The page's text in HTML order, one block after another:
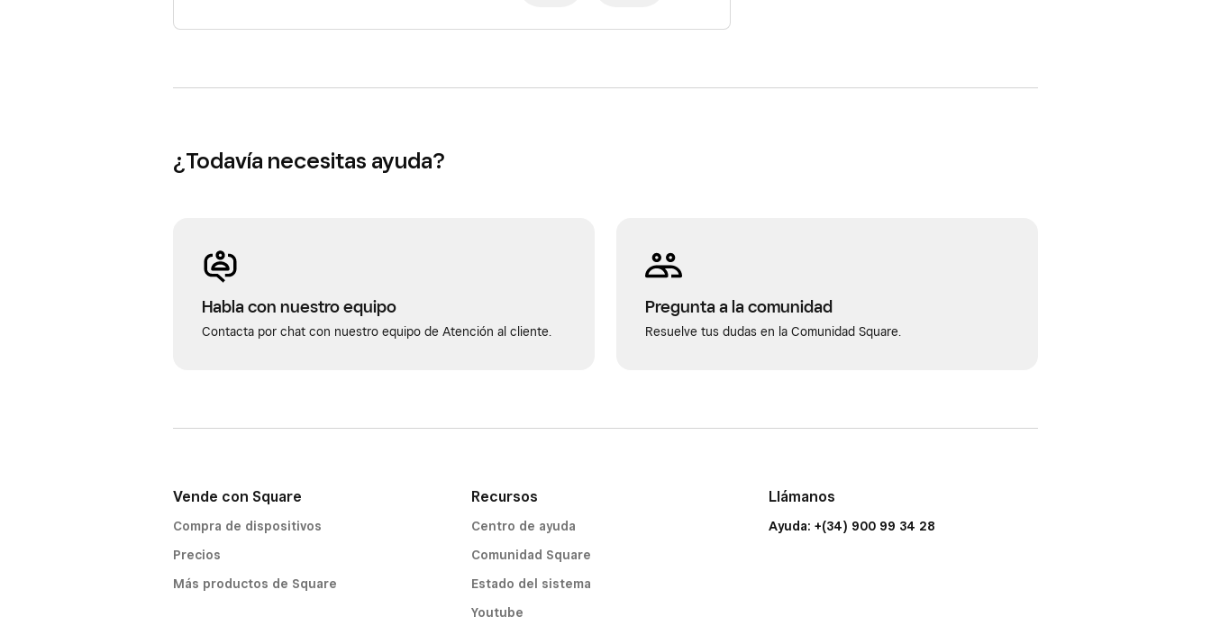
¿Todavía necesitas ayuda?
Habla con nuestro equipo
Contacta por chat con nuestro equipo de Atención al cliente.
Pregunta a la comunidad
Resuelve tus dudas en la Comunidad Square.
Vende con Square
Compra de dispositivos
Precios
Más productos de Square
Recursos
Centro de ayuda
Comunidad Square
Estado del sistema
Youtube
Llámanos
Ayuda: +(34) 900 99 34 28